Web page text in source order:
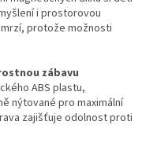
i prostorovou
protože možnosti
zábavu
ABS plastu,
nýtované pro maximální
zajišťuje odolnost proti